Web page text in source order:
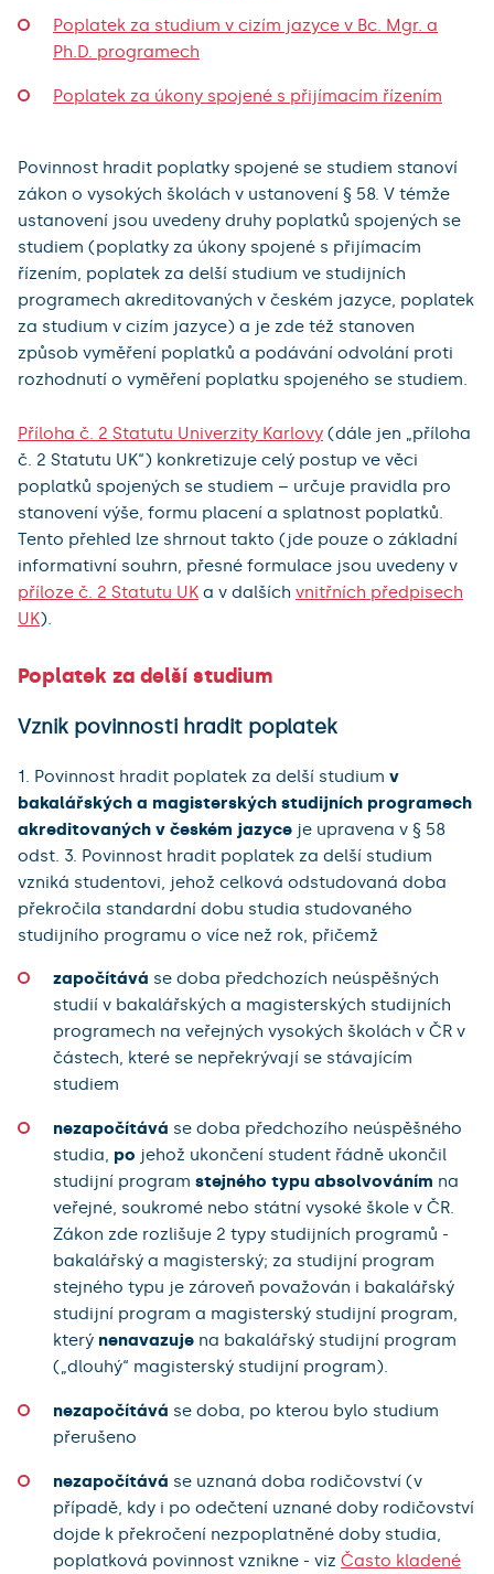
Poplatek za studium v cizím jazyce v Bc. Mgr. a
Ph.D. programech
Poplatek za úkony spojené s přijímacím řízením
Povinnost hradit poplatky spojené se studiem stanoví
zákon o vysokých školách v ustanovení § 58. V témže
ustanovení jsou uvedeny druhy poplatků spojených se
studiem (poplatky za úkony spojené s přijímacím
řízením, poplatek za delší studium ve studijních
programech akreditovaných v českém jazyce, poplatek
za studium v cizím jazyce) a je zde též stanoven
způsob vyměření poplatků a podávání odvolání proti
rozhodnutí o vyměření poplatku spojeného se studiem.
Příloha č. 2 Statutu Univerzity Karlovy (dále jen „příloha
č. 2 Statutu UK“) konkretizuje celý postup ve věci
poplatků spojených se studiem – určuje pravidla pro
stanovení výše, formu placení a splatnost poplatků.
Tento přehled lze shrnout takto (jde pouze o základní
informativní souhrn, přesné formulace jsou uvedeny v
příloze č. 2 Statutu UK a v dalších vnitřních předpisech
UK).
Poplatek za delší studium
Vznik povinnosti hradit poplatek
1. Povinnost hradit poplatek za delší studium v
bakalářských a magisterských studijních programech
akreditovaných v českém jazyce je upravena v § 58
odst. 3. Povinnost hradit poplatek za delší studium
vzniká studentovi, jehož celková odstudovaná doba
překročila standardní dobu studia studovaného
studijního programu o více než rok, přičemž
započítává se doba předchozích neúspěšných
studií v bakalářských a magisterských studijních
programech na veřejných vysokých školách v ČR v
částech, které se nepřekrývají se stávajícím
studiem
nezapočítává se doba předchozího neúspěšného
studia, po jehož ukončení student řádně ukončil
studijní program stejného typu absolvováním na
veřejné, soukromé nebo státní vysoké škole v ČR.
Zákon zde rozlišuje 2 typy studijních programů -
bakalářský a magisterský; za studijní program
stejného typu je zároveň považován i bakalářský
studijní program a magisterský studijní program,
který nenavazuje na bakalářský studijní program
(„dlouhý“ magisterský studijní program).
nezapočítává se doba, po kterou bylo studium
přerušeno
nezapočítává se uznaná doba rodičovství (v
případě, kdy i po odečtení uznané doby rodičovství
dojde k překročení nezpoplatněné doby studia,
poplatková povinnost vznikne - viz Často kladené